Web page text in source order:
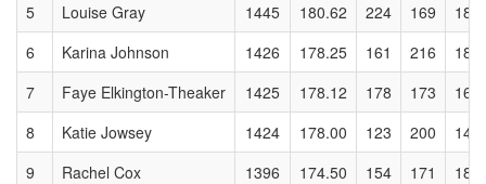
5
Louise Gray 1445 180.62 224 169
187
6
Karina Johnson 1426 178.25 161 216
184
7
Faye Elkington-Theaker 1425 178.12 178 173
168
8
Katie Jowsey 1424 178.00 123 200
141
9
Rachel Cox 1396 174.50 154 171
183